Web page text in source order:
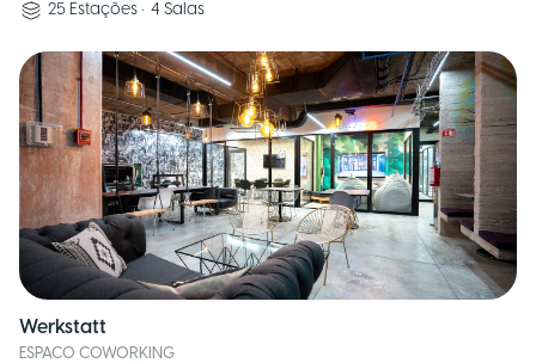
25 Estações • 4 Salas
Werkstatt
ESPACO COWORKING